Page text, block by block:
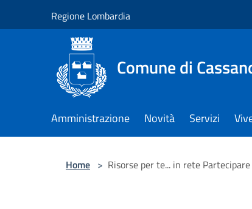
Regione Lombardia
Comune di
Amministrazione Novità Servizi
Home > Risorse per te... in rete